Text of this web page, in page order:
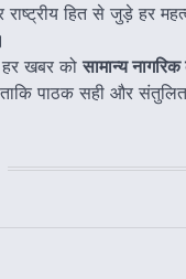
हित से जुड़े हर
हर खबर कोसामान्य
पाठक सही और संतुलित